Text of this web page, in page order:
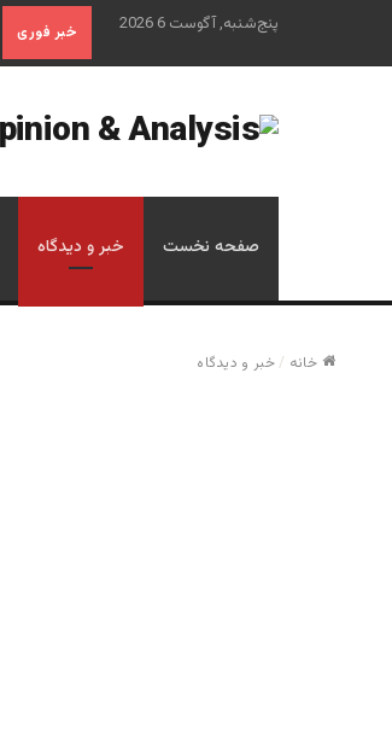
پنج‌شنبه, آگوست 6 2026 خبر فوری
صفحه نخست خبر و دیدگاه
خانه /خبر و دیدگاه